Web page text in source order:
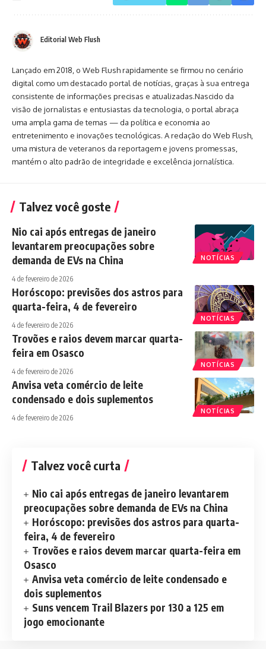
Editorial Web Flush
Lançado em 2018, o Web Flush rapidamente se firmou no cenário
digital como um destacado portal de notícias, graças à sua entrega
consistente de informações precisas e atualizadas.Nascido da
visão de jornalistas e entusiastas da tecnologia, o portal abraça
uma ampla gama de temas — da política e economia ao
entretenimento e inovações tecnológicas. A redação do Web Flush,
uma mistura de veteranos da reportagem e jovens promessas,
mantém o alto padrão de integridade e excelência jornalística.
Talvez você goste
NOTÍCIAS
Nio cai após entregas de janeiro
levantarem preocupações sobre
demanda de EVs na China
4 de fevereiro de 2026
NOTÍCIAS
Horóscopo: previsões dos astros para
quarta-feira, 4 de fevereiro
4 de fevereiro de 2026
NOTÍCIAS
Trovões e raios devem marcar quarta-
feira em Osasco
4 de fevereiro de 2026
NOTÍCIAS
Anvisa veta comércio de leite
condensado e dois suplementos
4 de fevereiro de 2026
Talvez você curta
Nio cai após entregas de janeiro levantarem
preocupações sobre demanda de EVs na China
Horóscopo: previsões dos astros para quarta-
feira, 4 de fevereiro
Trovões e raios devem marcar quarta-feira em
Osasco
Anvisa veta comércio de leite condensado e
dois suplementos
Suns vencem Trail Blazers por 130 a 125 em
jogo emocionante